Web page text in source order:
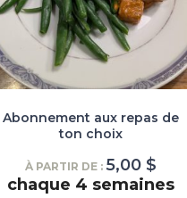
Abonnement aux repas de
ton choix
À PARTIR DE : 5,00 $
chaque 4 semaines